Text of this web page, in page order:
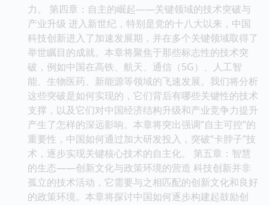
力。 第四章：自主的崛起——关键领域的技术突破与
产业升级 进入新世纪，特别是党的十八大以来，中国
科技创新进入了加速发展期，并在多个关键领域取得了
举世瞩目的成就。本章将聚焦于那些标志性的技术突
破，例如中国在高铁、航天、通信（5G）、人工智
能、生物医药、新能源等领域的飞速发展。我们将分析
这些突破是如何实现的，它们背后有哪些关键性的技术
支撑，以及它们对中国经济结构升级和产业竞争力提升
产生了怎样的深远影响。本章将突出强调“自主可控”的
重要性，中国如何通过加大研发投入，突破“卡脖子”技
术，逐步实现关键核心技术的自主化。 第五章：智慧
的生态——创新文化与政策环境的营造 科技创新并非
孤立的技术活动，它需要与之相匹配的创新文化和良好
的政策环境。本章将探讨中国如何逐步构建起鼓励创